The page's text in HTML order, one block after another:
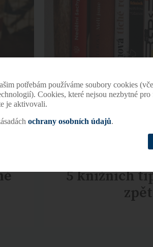
5 knižních
potřebám používáme soubory cookies
Cookies, které nejsou nezbytné
je aktivovali.
ochrany osobních údajů.